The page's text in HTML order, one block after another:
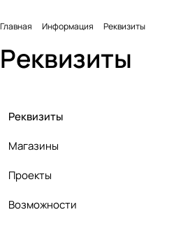
Главная Информация Реквизиты
Реквизиты
Реквизиты
Магазины
Проекты
Возможности